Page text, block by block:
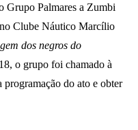
Grupo Palmares a Zumbi
Clube Náutico Marcílio
dos negros do
o grupo foi chamado à
programação do ato e obter